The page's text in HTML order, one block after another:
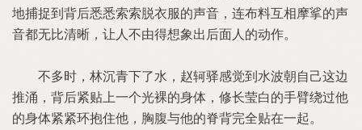
地捕捉到背后悉悉索索脱衣服的声音，连布料互相摩挲的声
音都无比清晰，让人不由得想象出后面人的动作。
不多时，林沉青下了水，赵轲驿感觉到水波朝自己这边
推涌，背后紧贴上一个光裸的身体，修长莹白的手臂绕过他
的身体紧紧环抱住他，胸腹与他的脊背完全贴在一起。